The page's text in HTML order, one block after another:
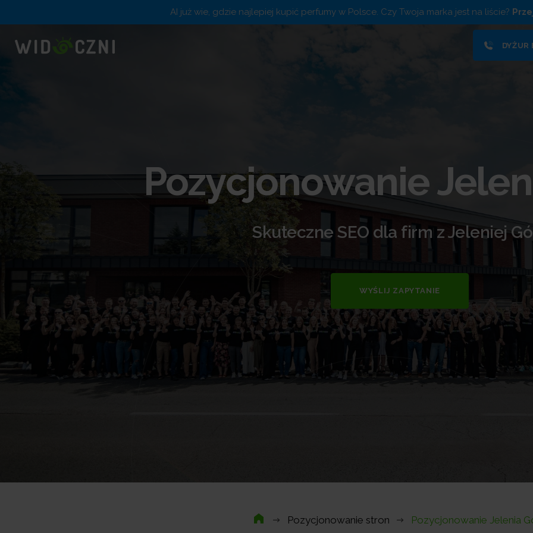
AI już wie, gdzie najlepiej kupić perfumy w Polsce. Czy Twoja marka jest na liście?
DYŻUR
Pozycjonowanie
Skuteczne SEO dla firm z Jeleniej
WYŚLIJ ZAPYTANIE
Pozycjonowanie stron Pozycjonowanie Jelenia